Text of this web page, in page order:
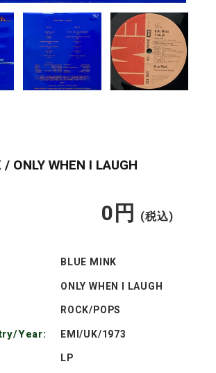
ONLY WHEN I LAUGH
0円 (税込)
BLUE MINK
ONLY WHEN I LAUGH
ROCK/POPS
Year: EMI/UK/1973
LP